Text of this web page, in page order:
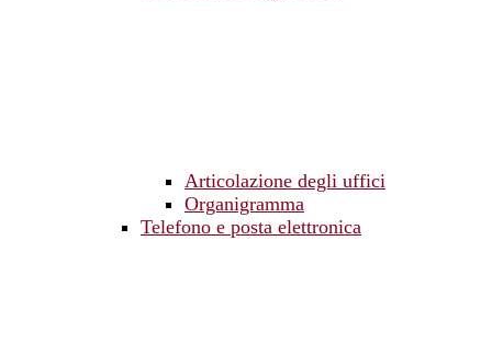
Articolazione degli uffici
Organigramma
Telefono e posta elettronica